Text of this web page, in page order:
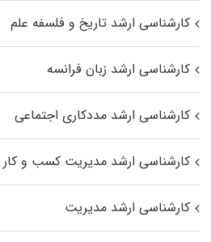
کارشناسی ارشد تاریخ و فلسفه علم
کارشناسی ارشد زبان فرانسه
کارشناسی ارشد مددکاری اجتماعی
کارشناسی ارشد مدیریت کسب و کار
کارشناسی ارشد مدیریت